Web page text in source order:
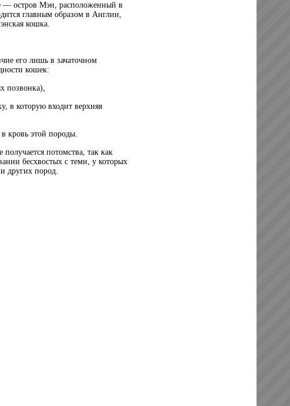
— остров Мэн, расположенный в
главным образом в Англии,
кошка.
его лишь в зачаточном
кошек:
позвонка),
в которую входит верхняя
кровь этой породы.
потомства, так как
бесхвостых с теми, у которых
других пород.